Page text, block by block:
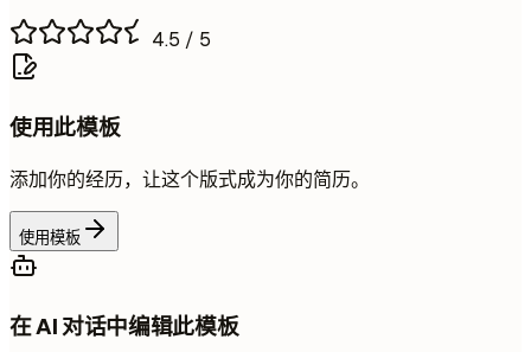
4.5 / 5
使用此模板
添加你的经历，让这个版式成为你的简历。
使用模板
在 AI 对话中编辑此模板